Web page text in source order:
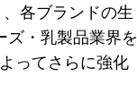
各ブランドの生
ズ・乳製品業界を
ってさらに強化